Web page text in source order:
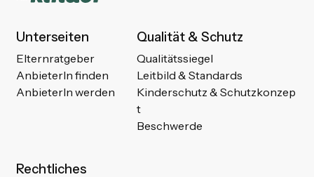
Unterseiten
Elternratgeber
AnbieterIn finden
AnbieterIn werden
Qualität & Schutz
Qualitätssiegel
Leitbild & Standards
Kinderschutz & Schutzkonzep
t
Beschwerde
Rechtliches